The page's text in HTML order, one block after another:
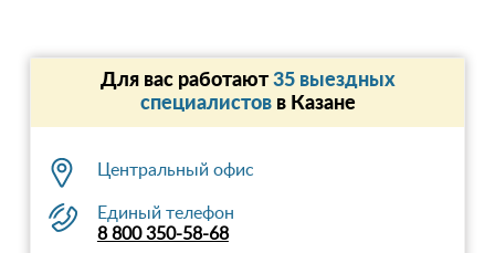
Для вас работают35 выездных
специалистовв Казанe
Центральный офис
Единый телефон
8 800 350-58-68